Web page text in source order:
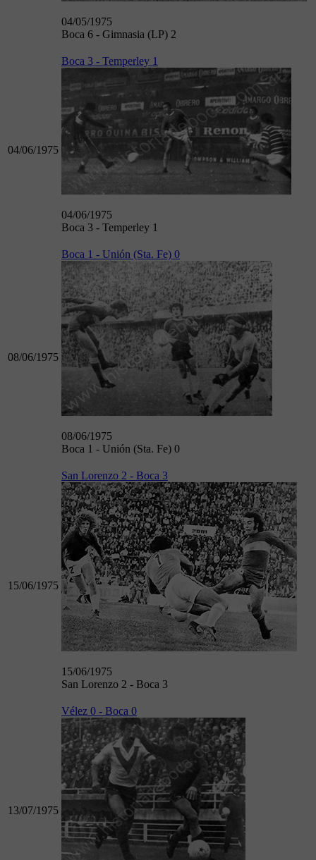
04/05/1975
Boca 6 - Gimnasia (LP) 2
04/06/1975
Boca 3 - Temperley 1
04/06/1975
Boca 3 - Temperley 1
08/06/1975
Boca 1 - Unión (Sta. Fe) 0
08/06/1975
Boca 1 - Unión (Sta. Fe) 0
15/06/1975
San Lorenzo 2 - Boca 3
15/06/1975
San Lorenzo 2 - Boca 3
13/07/1975
Vélez 0 - Boca 0